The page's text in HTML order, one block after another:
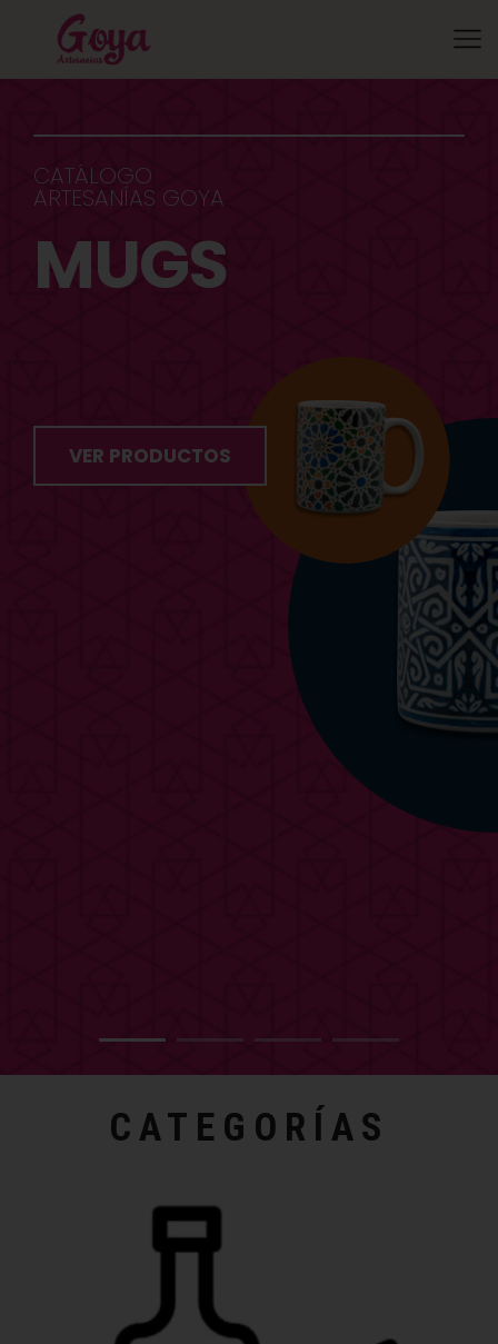
CATÁLOGO
ARTESANÍAS GOYA
MUGS
VER PRODUCTOS
CATEGORÍAS